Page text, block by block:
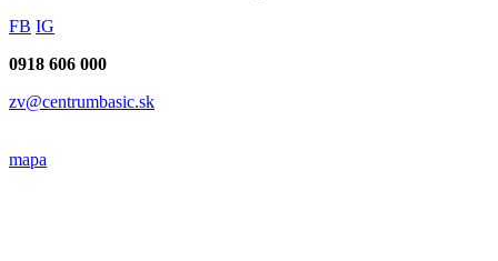
FB IG
0918 606 000
zv@centrumbasic.sk
mapa